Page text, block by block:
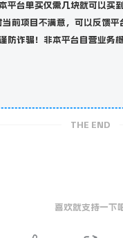
平台单买仅需几块就可以
前项目不满意，可以反馈平
诈骗！非本平台自营业务概
THE END
喜欢就支持一下